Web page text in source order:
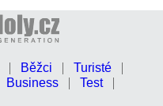
Běžci
Turisté
Business
Test